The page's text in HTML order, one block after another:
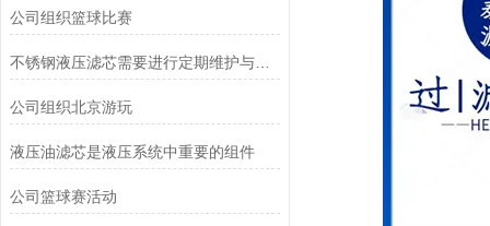
公司组织篮球比赛
不锈钢液压滤芯需要进行定期维护与清洁
公司组织北京游玩
液压油滤芯是液压系统中重要的组件
公司篮球赛活动